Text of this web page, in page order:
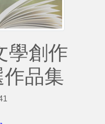
學創作
品集